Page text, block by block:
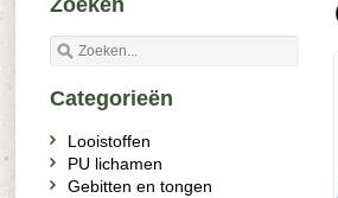
Zoeken
Categorieën
Looistoffen
PU lichamen
Gebitten en tongen